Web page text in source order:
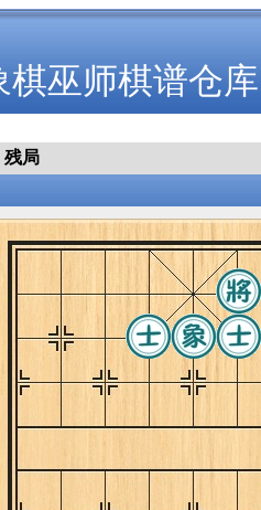
棋巫师棋谱仓库
残局